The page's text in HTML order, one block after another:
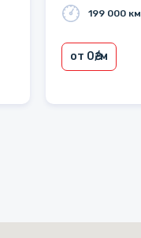
199 000 км
от 0₴/м